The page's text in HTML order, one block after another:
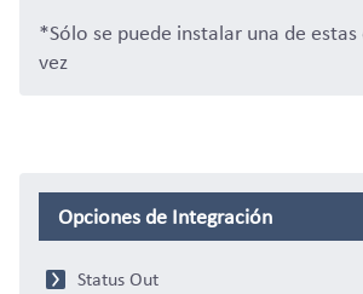
*Sólo se puede instalar una de
vez
Opciones de Integración
Status Out